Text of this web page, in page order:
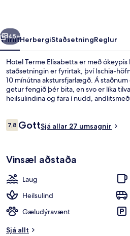
Næsta
45+
YfirlitHerbergiStaðsetningReglur
Hotel Terme Elisabetta er með
staðsetningin er fyrirtak, því Ischia-
10 mínútna akstursfjarlægð. Á
getur fengið þér bita, en svo er líka
heilsulindina og fara í nudd,
Umsagnir
7,87,8 af 10
GottSjá allar 27 umsagnir
Vinsæl aðstaða
Laug
Heilsulind
Gæludýravænt
Sjá allt